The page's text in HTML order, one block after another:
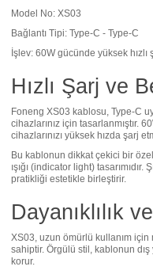
Model No: XS03
Bağlantı Tipi: Type-C - Type-C
İşlev: 60W gücünde yüksek hızlı
Hızlı Şarj ve
Foneng XS03 kablosu, Type-C
cihazlarınız için tasarlanmıştır.
cihazlarınızı yüksek hızda şarj
Bu kablonun dikkat çekici bir
ışığı (indicator light)
pratikliği estetikle birleştirir.
Dayanıklılık
XS03, uzun ömürlü kullanım için
sahiptir. Örgülü stil, kablonun dış
korur.